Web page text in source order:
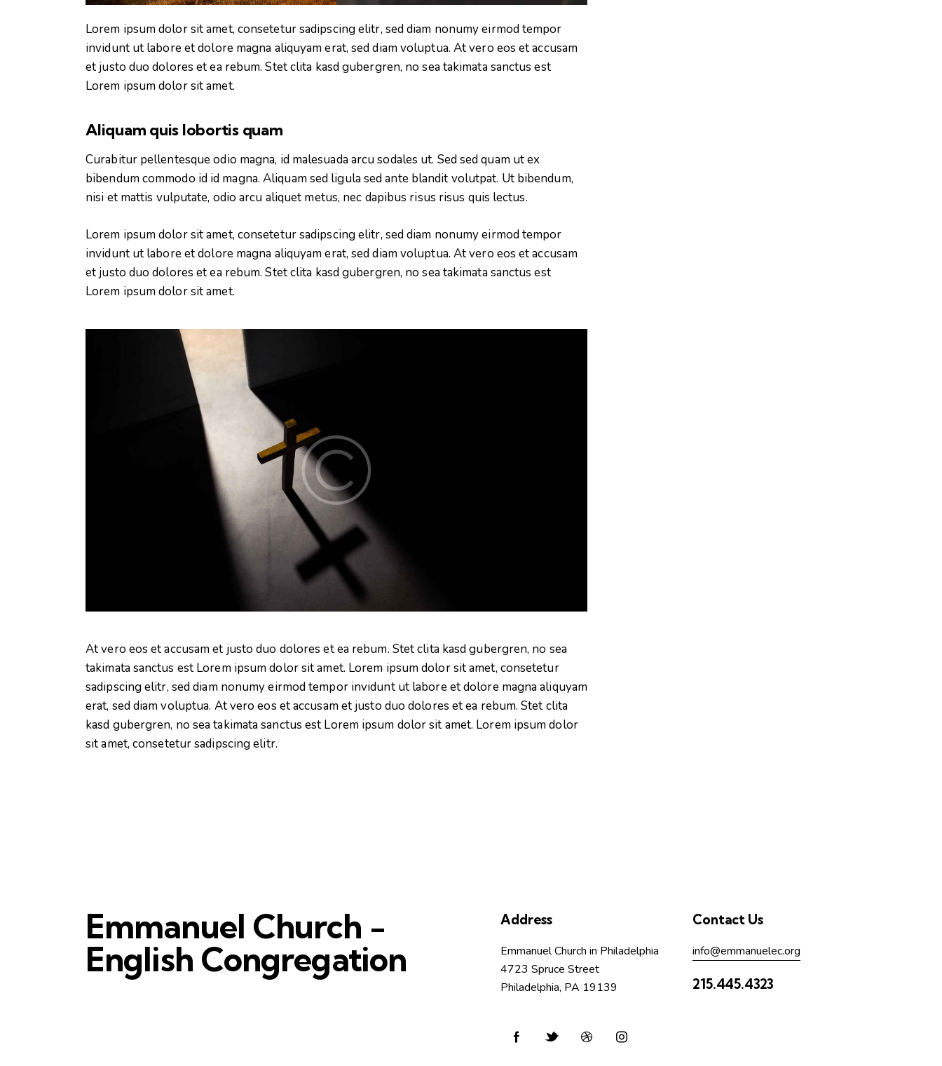
Lorem ipsum dolor sit amet, consetetur sadipscing elitr, sed diam nonumy eirmod tempor
invidunt ut labore et dolore magna aliquyam erat, sed diam voluptua. At vero eos et accusam
et justo duo dolores et ea rebum. Stet clita kasd gubergren, no sea takimata sanctus est
Lorem ipsum dolor sit amet.
Aliquam quis lobortis quam
Curabitur pellentesque odio magna, id malesuada arcu sodales ut. Sed sed quam ut ex
bibendum commodo id id magna. Aliquam sed ligula sed ante blandit volutpat. Ut bibendum,
nisi et mattis vulputate, odio arcu aliquet metus, nec dapibus risus risus quis lectus.
Lorem ipsum dolor sit amet, consetetur sadipscing elitr, sed diam nonumy eirmod tempor
invidunt ut labore et dolore magna aliquyam erat, sed diam voluptua. At vero eos et accusam
et justo duo dolores et ea rebum. Stet clita kasd gubergren, no sea takimata sanctus est
Lorem ipsum dolor sit amet.
At vero eos et accusam et justo duo dolores et ea rebum. Stet clita kasd gubergren, no sea
takimata sanctus est Lorem ipsum dolor sit amet. Lorem ipsum dolor sit amet, consetetur
sadipscing elitr, sed diam nonumy eirmod tempor invidunt ut labore et dolore magna aliquyam
erat, sed diam voluptua. At vero eos et accusam et justo duo dolores et ea rebum. Stet clita
kasd gubergren, no sea takimata sanctus est Lorem ipsum dolor sit amet. Lorem ipsum dolor
sit amet, consetetur sadipscing elitr.
Emmanuel Church -
English Congregation
Address
Emmanuel Church in Philadelphia
4723 Spruce Street
Philadelphia, PA 19139
Contact Us
info@emmanuelec.org
215.445.4323